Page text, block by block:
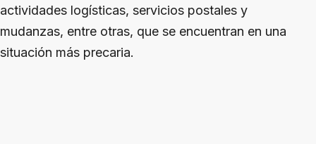
actividades logísticas, servicios postales y
mudanzas, entre otras, que se encuentran en una
situación más precaria.